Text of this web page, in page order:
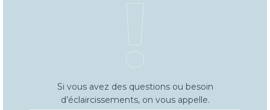
Si vous avez des questions ou besoin
d’éclaircissements, on vous appelle.